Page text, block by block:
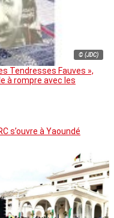
© (JDC)
Tendresses Fauves »,
à rompre avec les
s’ouvre à Yaoundé